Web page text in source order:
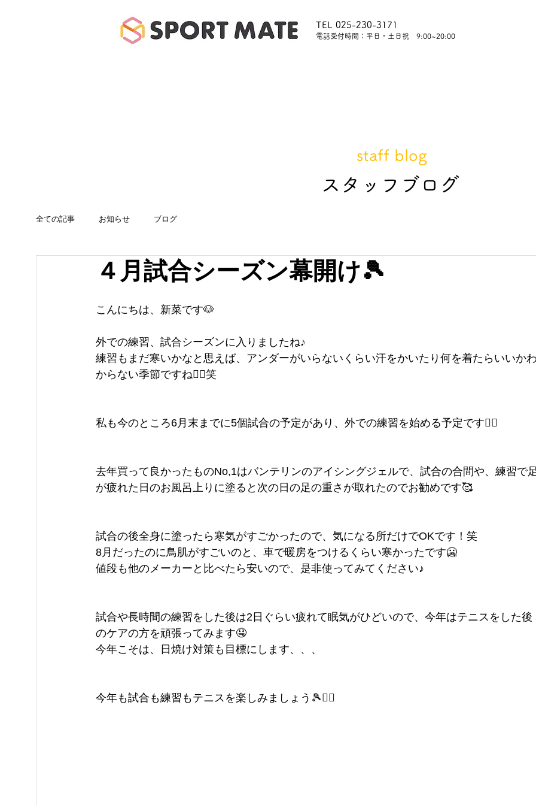
TEL 025-230-3171
​電話受付時間：平日・土日祝 9:00~20:00
全ての記事 お知らせ ブログ
４月試合シーズン幕開け🎾
こんにちは、新菜です🐶
外での練習、試合シーズンに入りましたね♪
練習もまだ寒いかなと思えば、アンダーがいらないくらい汗をかいたり何を着たらいいか
からない季節ですね😵‍💫笑
私も今のところ6月末までに5個試合の予定があり、外での練習を始める予定です❤️‍🔥
去年買って良かったものNo,1はバンテリンのアイシングジェルで、試合の合間や、練習で
が疲れた日のお風呂上りに塗ると次の日の足の重さが取れたのでお勧めです🥰
試合の後全身に塗ったら寒気がすごかったので、気になる所だけでOKです！笑
8月だったのに鳥肌がすごいのと、車で暖房をつけるくらい寒かったです🥶
値段も他のメーカーと比べたら安いので、是非使ってみてください♪
試合や長時間の練習をした後は2日ぐらい疲れて眠気がひどいので、今年はテニスをした後
のケアの方を頑張ってみます🤤
今年こそは、日焼け対策も目標にします、、、
今年も試合も練習もテニスを楽しみましょう🎾❤️‍🔥
​スタッフブログ
staff blog